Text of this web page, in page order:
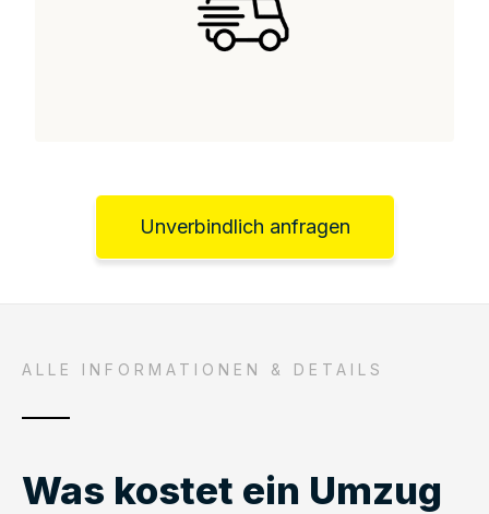
Unverbindlich anfragen
ALLE INFORMATIONEN & DETAILS
Was kostet ein Umzug